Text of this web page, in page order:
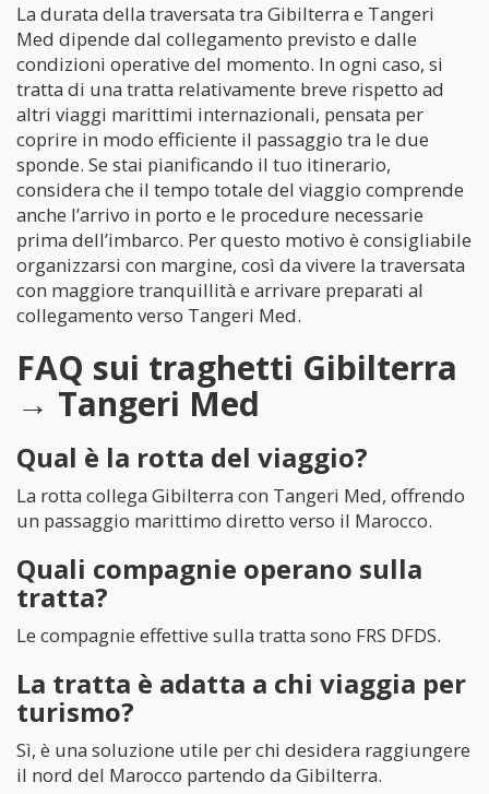
La durata della traversata tra Gibilterra e Tangeri
Med dipende dal collegamento previsto e dalle
condizioni operative del momento. In ogni caso, si
tratta di una tratta relativamente breve rispetto ad
altri viaggi marittimi internazionali, pensata per
coprire in modo efficiente il passaggio tra le due
sponde. Se stai pianificando il tuo itinerario,
considera che il tempo totale del viaggio comprende
anche l’arrivo in porto e le procedure necessarie
prima dell’imbarco. Per questo motivo è consigliabile
organizzarsi con margine, così da vivere la traversata
con maggiore tranquillità e arrivare preparati al
collegamento verso Tangeri Med.
FAQ sui traghetti Gibilterra
→ Tangeri Med
Qual è la rotta del viaggio?
La rotta collega Gibilterra con Tangeri Med, offrendo
un passaggio marittimo diretto verso il Marocco.
Quali compagnie operano sulla
tratta?
Le compagnie effettive sulla tratta sono FRS DFDS.
La tratta è adatta a chi viaggia per
turismo?
Sì, è una soluzione utile per chi desidera raggiungere
il nord del Marocco partendo da Gibilterra.